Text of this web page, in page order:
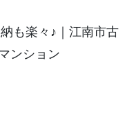
も楽々♪｜江南市古
ンション